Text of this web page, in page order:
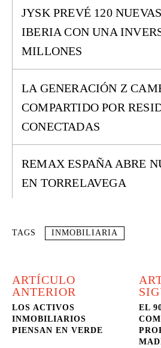
JYSK PREVÉ 120
IBERIA CON UNA
MILLONES
LA GENERACIÓN Z
COMPARTIDO POR
CONECTADAS
REMAX ESPAÑA ABRE
EN TORRELAVEGA
TAGS INMOBILIARIA
ARTÍCULO
ANTERIOR
LOS ACTIVOS
INMOBILIARIOS
PIENSAN EN VERDE
EL